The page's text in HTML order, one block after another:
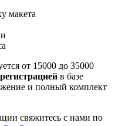
макета
от 15000 до 35000
в базе
и полный комплект
свяжитесь с нами по